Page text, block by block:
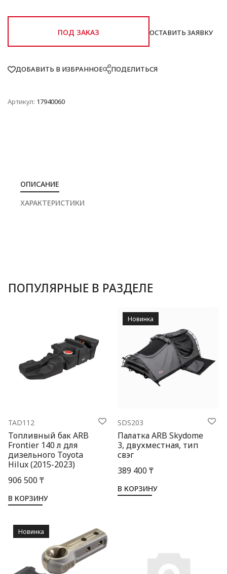
ПОД ЗАКАЗ ОСТАВИТЬ ЗАЯВКУ
ДОБАВИТЬ В ИЗБРАННОЕ ПОДЕЛИТЬСЯ
Артикул: 17940060
ОПИСАНИЕ
ХАРАКТЕРИСТИКИ
ПОПУЛЯРНЫЕ В РАЗДЕЛЕ
TAD112
Топливный бак ARB
Frontier 140 л для
дизельного Toyota
Hilux (2015-2023)
906 500 ₸
В КОРЗИНУ
SDS203
Палатка ARB Skydome
3, двухместная, тип
свэг
389 400 ₸
В КОРЗИНУ
Новинка
Новинка